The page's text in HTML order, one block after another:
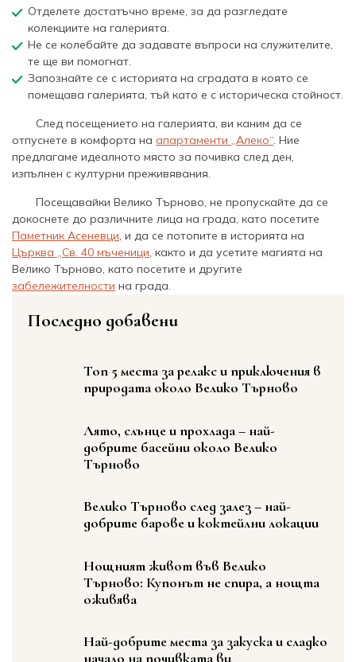
Отделете достатъчно време, за да разгледате
колекциите на галерията.
Не се колебайте да задавате въпроси на служителите,
те ще ви помогнат.
Запознайте се с историята на сградата в която се
помещава галерията, тъй като е с историческа стойност.
След посещението на галерията, ви каним да се
отпуснете в комфорта на апартаменти „Алеко“. Ние
предлагаме идеалното място за почивка след ден,
изпълнен с културни преживявания.
Посещавайки Велико Търново, не пропускайте да се
докоснете до различните лица на града, като посетите
Паметник Асеневци, и да се потопите в историята на
Църква „Св. 40 мъченици, както и да усетите магията на
Велико Търново, като посетите и другите
забележителности на града.
Последно добавени
Топ 5 места за релакс и приключения в
природата около Велико Търново
Лято, слънце и прохлада – най-
добрите басейни около Велико
Търново
Велико Търново след залез – най-
добрите барове и коктейлни локации
Нощният живот във Велико
Търново: Купонът не спира, а нощта
оживява
Най-добрите места за закуска и сладко
начало на почивката ви